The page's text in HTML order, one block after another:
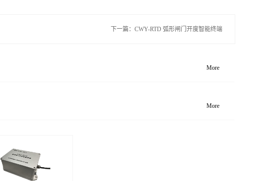
下一篇： CWY-RTD 弧形闸门开度智能终端
More
More